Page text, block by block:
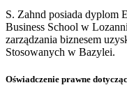
S. Zahnd posiada
Business School w
zarządzania biznesem
Stosowanych w Bazylei.
Oświadczenie prawne